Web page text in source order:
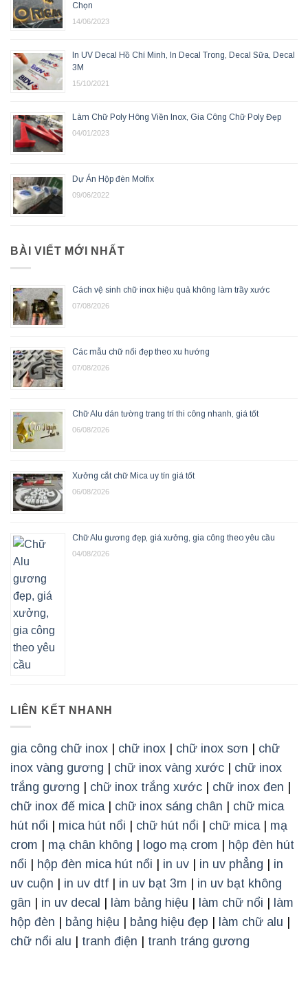
Chọn
14/06/2023
In UV Decal Hồ Chí Minh, In Decal Trong, Decal Sữa, Decal
3M
15/10/2021
Làm Chữ Poly Hông Viền Inox, Gia Công Chữ Poly Đẹp
04/01/2023
Dự Án Hộp đèn Molfix
09/06/2022
BÀI VIẾT MỚI NHẤT
Cách vệ sinh chữ inox hiệu quả không làm trầy xước
07/08/2026
Các mẫu chữ nổi đẹp theo xu hướng
07/08/2026
Chữ Alu dán tường trang trí thi công nhanh, giá tốt
06/08/2026
Xưởng cắt chữ Mica uy tín giá tốt
06/08/2026
Chữ Alu gương đẹp, giá xưởng, gia công theo yêu cầu
04/08/2026
LIÊN KẾT NHANH
gia công chữ inox chữ inox chữ inox sơn
chữ
inox vàng gương
chữ inox vàng xước
chữ inox
trắng gương
chữ inox trắng xước chữ inox đen
chữ inox đế mica| chữ inox sáng chân
chữ mica
hút nổi
mica hút nổi chữ hút nổi chữ mica| mạ
crom
mạ chân không logo mạ crom
hộp đèn hút
nổi
hộp đèn mica hút nổi in uv in uv phẳng
in
uv cuộn
in uv dtf in uv bạt 3m
in uv bạt không
gân
in uv decal làm bảng hiệu làm chữ nổi
làm
hộp đèn
bảng hiệu bảng hiệu đẹp làm chữ alu
chữ nổi alu
tranh điện tranh tráng gương